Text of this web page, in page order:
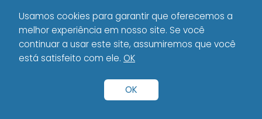
Usamos cookies para garantir que oferecemos a
melhor experiência em nosso site. Se você
continuar a usar este site, assumiremos que você
está satisfeito com ele. OK
OK